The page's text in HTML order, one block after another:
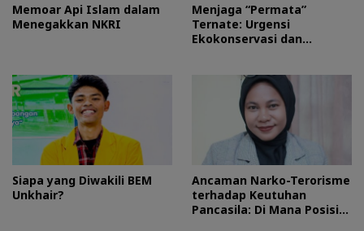
Memoar Api Islam dalam
Menegakkan NKRI
Menjaga “Permata”
Ternate: Urgensi
Ekokonservasi dan
Siapa yang Diwakili BEM
Unkhair?
Ancaman Narko-Terorisme
terhadap Keutuhan
Pancasila: Di Mana Posisi